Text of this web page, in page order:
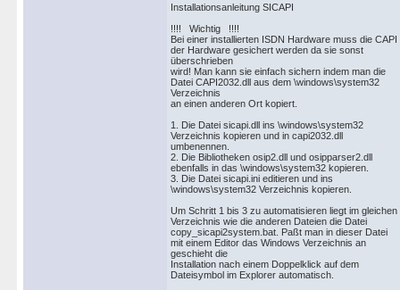
Installationsanleitung SICAPI
!!!! Wichtig !!!!
Bei einer installierten ISDN Hardware muss die CAPI
der Hardware gesichert werden da sie sonst
überschrieben
wird! Man kann sie einfach sichern indem man die
Datei CAPI2032.dll aus dem \windows\system32
Verzeichnis
an einen anderen Ort kopiert.
1. Die Datei sicapi.dll ins \windows\system32
Verzeichnis kopieren und in capi2032.dll
umbenennen.
2. Die Bibliotheken osip2.dll und osipparser2.dll
ebenfalls in das \windows\system32 kopieren.
3. Die Datei sicapi.ini editieren und ins
\windows\system32 Verzeichnis kopieren.
Um Schritt 1 bis 3 zu automatisieren liegt im gleichen
Verzeichnis wie die anderen Dateien die Datei
copy_sicapi2system.bat. Paßt man in dieser Datei
mit einem Editor das Windows Verzeichnis an
geschieht die
Installation nach einem Doppelklick auf dem
Dateisymbol im Explorer automatisch.